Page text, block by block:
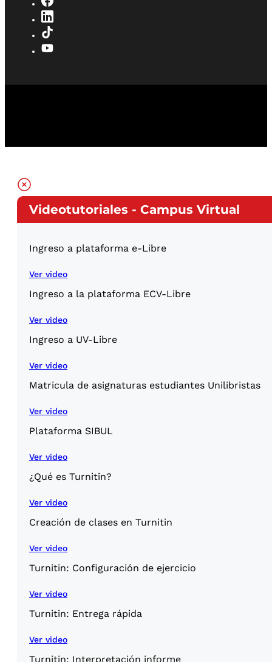
Videotutoriales - Campus Virtual
Ingreso a plataforma e-Libre
Ver video
Ingreso a la plataforma ECV-Libre
Ver video
Ingreso a UV-Libre
Ver video
Matricula de asignaturas estudiantes Unilibristas
Ver video
Plataforma SIBUL
Ver video
¿Qué es Turnitin?
Ver video
Creación de clases en Turnitin
Ver video
Turnitin: Configuración de ejercicio
Ver video
Turnitin: Entrega rápida
Ver video
Turnitin: Interpretación informe